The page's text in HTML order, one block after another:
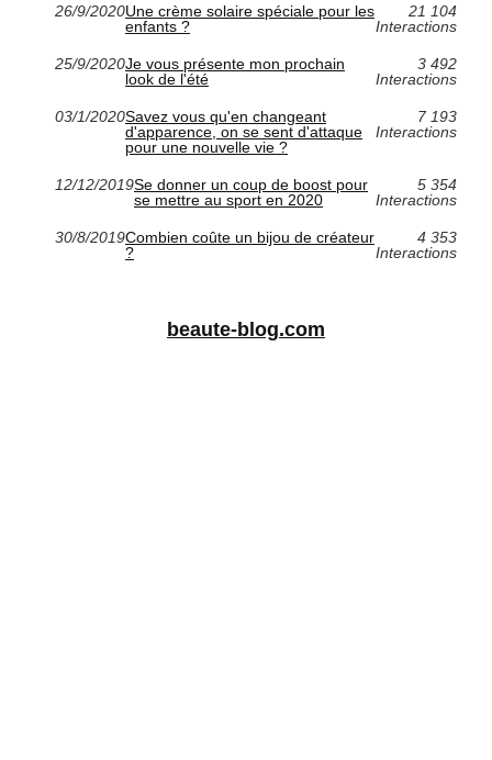
26/9/2020Une crème solaire spéciale pour les
enfants ?
21 104
Interactions
25/9/2020Je vous présente mon prochain
look de l'été
3 492
Interactions
03/1/2020Savez vous qu'en changeant
d'apparence, on se sent d'attaque
pour une nouvelle vie ?
7 193
Interactions
12/12/2019Se donner un coup de boost pour
se mettre au sport en 2020
5 354
Interactions
30/8/2019Combien coûte un bijou de créateur
?
4 353
Interactions
beaute-blog.com